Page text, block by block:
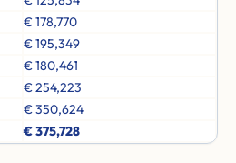
€ 178,770
€ 195,349
€ 180,461
€ 254,223
€ 350,624
€ 375,728